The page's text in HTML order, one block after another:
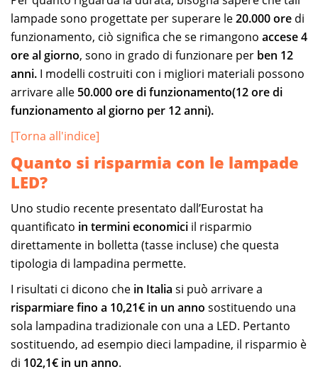
lampade sono progettate per superare le20.000 ore di
funzionamento, ciò significa che se rimangono accese 4
ore al giorno, sono in grado di funzionare per ben 12
anni. I modelli costruiti con i migliori materiali possono
arrivare alle 50.000 ore di funzionamento(12 ore di
funzionamento al giorno per 12 anni).
[Torna all'indice]
Quanto si risparmia con le lampade
LED?
Uno studio recente presentato dall’Eurostat ha
quantificato in termini economici il risparmio
direttamente in bolletta (tasse incluse) che questa
tipologia di lampadina permette.
I risultati ci dicono che in Italia si può arrivare a
risparmiare fino a 10,21€ in un anno sostituendo una
sola lampadina tradizionale con una a LED. Pertanto
sostituendo, ad esempio dieci lampadine, il risparmio è
di 102,1€ in un anno.